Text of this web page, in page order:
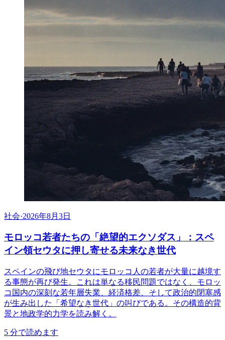
社会·2026年8月3日
モロッコ若者たちの「絶望的エクソダス」：スペ
イン領セウタに押し寄せる未来なき世代
スペインの飛び地セウタにモロッコ人の若者が大量に越境す
る事態が再び発生。これは単なる移民問題ではなく、モロッ
コ国内の深刻な若年層失業、経済格差、そして政治的閉塞感
が生み出した「希望なき世代」の叫びである。その構造的背
景と地政学的力学を読み解く。
5 分で読めます